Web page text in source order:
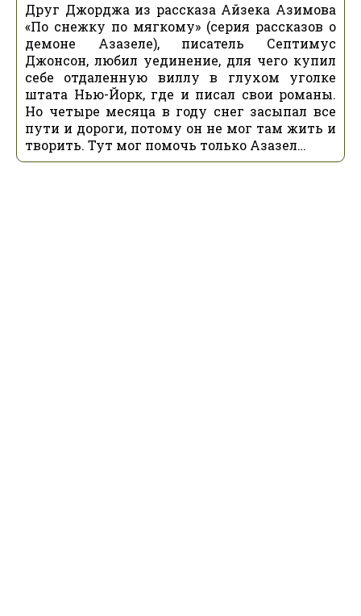
Друг Джорджа из рассказа Айзека Азимова
«По снежку по мягкому» (серия рассказов о
демоне Азазеле), писатель Септимус
Джонсон, любил уединение, для чего купил
себе отдаленную виллу в глухом уголке
штата Нью-Йорк, где и писал свои романы.
Но четыре месяца в году снег засыпал все
пути и дороги, потому он не мог там жить и
творить. Тут мог помочь только Азазел…